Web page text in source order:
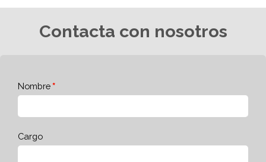
Contacta con nosotros
Nombre
Cargo